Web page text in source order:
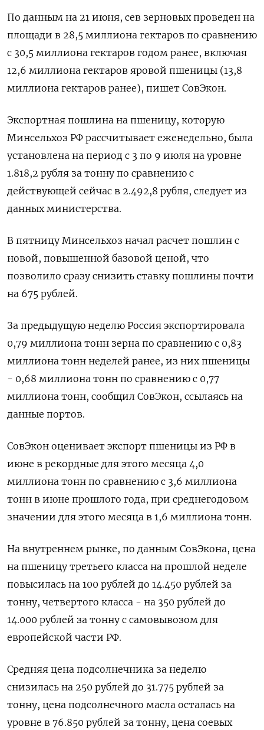
По данным на 21 июня, сев зерновых проведен на
площади в 28,5 миллиона гектаров по сравнению
с 30,5 миллиона гектаров годом ранее, включая
12,6 миллиона гектаров яровой пшеницы (13,8
миллиона гектаров ранее), пишет СовЭкон.
Экспортная пошлина на пшеницу, которую
Минсельхоз РФ рассчитывает еженедельно, была
установлена на период с 3 по 9 июля на уровне
1.818,2 рубля за тонну по сравнению с
действующей сейчас в 2.492,8 рубля, следует из
данных министерства.
В пятницу Минсельхоз начал расчет пошлин с
новой, повышенной базовой ценой, что
позволило сразу снизить ставку пошлины почти
на 675 рублей.
За предыдущую неделю Россия экспортировала
0,79 миллиона тонн зерна по сравнению с 0,83
миллиона тонн неделей ранее, из них пшеницы
- 0,68 миллиона тонн по сравнению с 0,77
миллиона тонн, сообщил СовЭкон, ссылаясь на
данные портов.
СовЭкон оценивает экспорт пшеницы из РФ в
июне в рекордные для этого месяца 4,0
миллиона тонн по сравнению с 3,6 миллиона
тонн в июне прошлого года, при среднегодовом
значении для этого месяца в 1,6 миллиона тонн.
На внутреннем рынке, по данным СовЭкона, цена
на пшеницу третьего класса на прошлой неделе
повысилась на 100 рублей до 14.450 рублей за
тонну, четвертого класса - на 350 рублей до
14.000 рублей за тонну с самовывозом для
европейской части РФ.
Средняя цена подсолнечника за неделю
снизилась на 250 рублей до 31.775 рублей за
тонну, цена подсолнечного масла осталась на
уровне в 76.850 рублей за тонну, цена соевых